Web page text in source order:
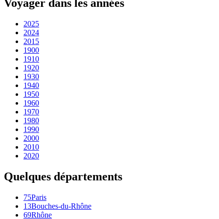
Voyager dans les années
2025
2024
2015
1900
1910
1920
1930
1940
1950
1960
1970
1980
1990
2000
2010
2020
Quelques départements
75Paris
13Bouches-du-Rhône
69Rhône